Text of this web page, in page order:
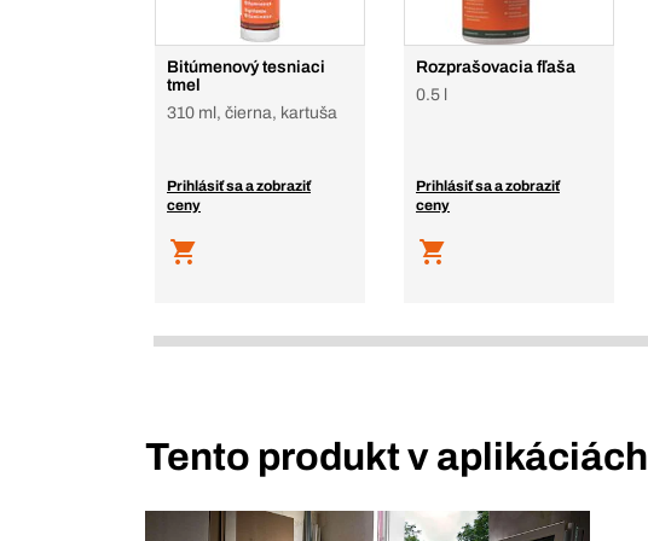
Bitúmenový tesniaci
tmel
310 ml, čierna, kartuša
Prihlásiť sa a zobraziť
ceny
Rozprašovacia fľaša
0.5 l
Prihlásiť sa a zobraziť
ceny
Tento produkt v aplikáciách